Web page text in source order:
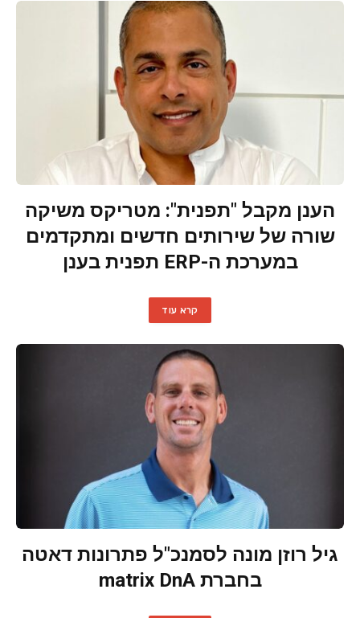
הענן מקבל "תפנית": מטריקס משיקה
שורה של שירותים חדשים ומתקדמים
במערכת ה-ERP תפנית בענן
קרא עוד
גיל רוזן מונה לסמנכ"ל פתרונות דאטה
בחברת matrix DnA